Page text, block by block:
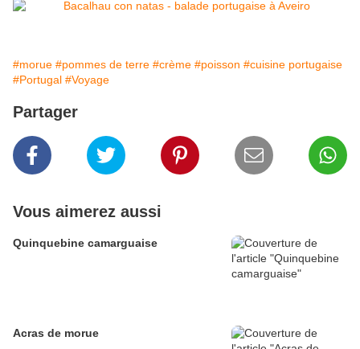
#morue #pommes de terre #crème #poisson #cuisine portugaise
#Portugal #Voyage
Partager
Vous aimerez aussi
Quinquebine camarguaise
Acras de morue